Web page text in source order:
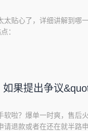
太贴心了，详细讲解到哪
：
果提出争议
软啦？爆单一时爽，售后
请退款或者在还在就半路